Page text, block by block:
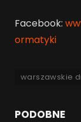
Facebook:
ormatyki
warszawskie
PODOBNE